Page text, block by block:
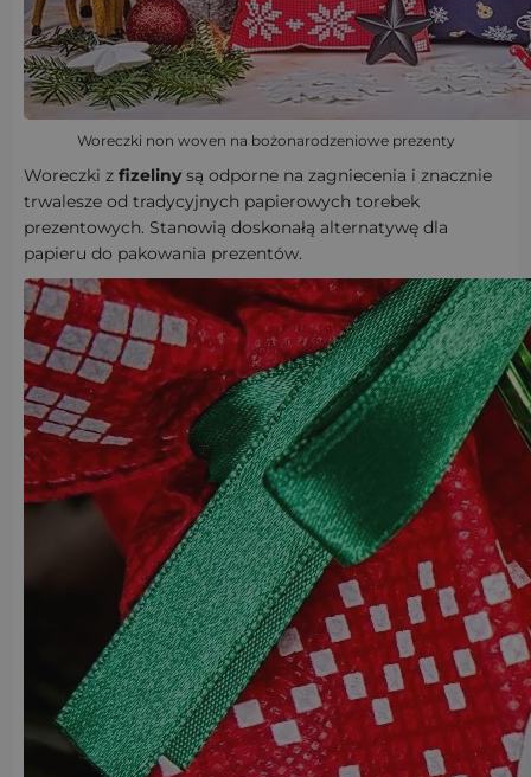
Woreczki non woven na bożonarodzeniowe prezenty
Woreczki z fizeliny są odporne na zagniecenia i znacznie
trwalesze od tradycyjnych papierowych torebek
prezentowych. Stanowią doskonałą alternatywę dla
papieru do pakowania prezentów.